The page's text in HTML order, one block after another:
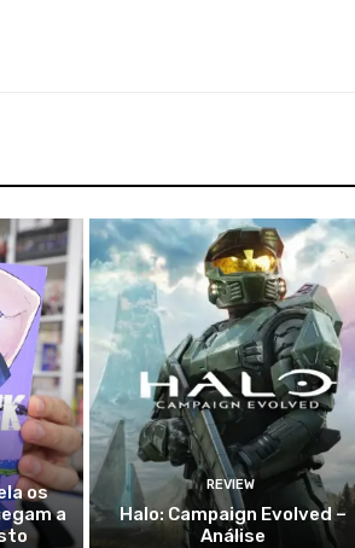
os
a
REVIEW
Halo: Campaign Evolved –
Análise